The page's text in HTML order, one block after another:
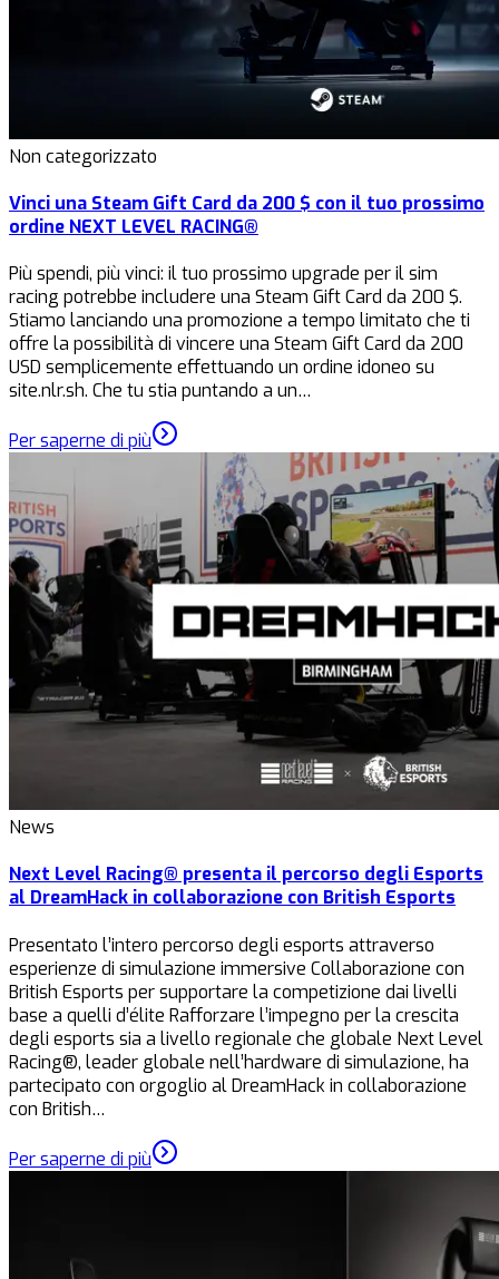
Non categorizzato
Vinci una Steam Gift Card da 200 $ con il tuo prossimo
ordine NEXT LEVEL RACING®
Più spendi, più vinci: il tuo prossimo upgrade per il sim
racing potrebbe includere una Steam Gift Card da 200 $.
Stiamo lanciando una promozione a tempo limitato che ti
offre la possibilità di vincere una Steam Gift Card da 200
USD semplicemente effettuando un ordine idoneo su
site.nlr.sh. Che tu stia puntando a un…
Per saperne di più
News
Next Level Racing® presenta il percorso degli Esports
al DreamHack in collaborazione con British Esports
Presentato l’intero percorso degli esports attraverso
esperienze di simulazione immersive Collaborazione con
British Esports per supportare la competizione dai livelli
base a quelli d’élite Rafforzare l’impegno per la crescita
degli esports sia a livello regionale che globale Next Level
Racing®, leader globale nell’hardware di simulazione, ha
partecipato con orgoglio al DreamHack in collaborazione
con British…
Per saperne di più